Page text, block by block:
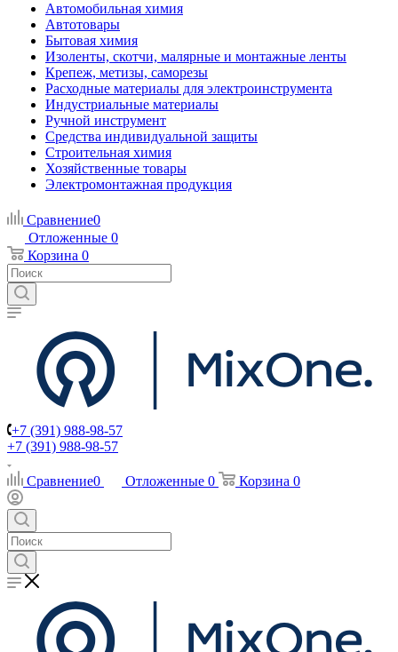
Автомобильная химия
Автотовары
Бытовая химия
Изоленты, скотчи, малярные и монтажные ленты
Крепеж, метизы, саморезы
Расходные материалы для электроинструмента
Индустриальные материалы
Ручной инструмент
Средства индивидуальной защиты
Строительная химия
Хозяйственные товары
Электромонтажная продукция
Сравнение0
Отложенные 0
Корзина 0
+7 (391) 988-98-57
+7 (391) 988-98-57
Сравнение0 Отложенные 0 Корзина 0